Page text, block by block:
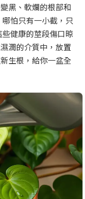
黑、軟爛的根部和
怕只有一小截，只
健康的莖段傷口晾
潤的介質中，放置
生根，給你一盆全